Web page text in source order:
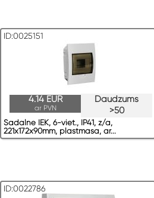
ID:0025151
Daudzums
>50
4.14 EUR
ar PVN
Sadalne IEK, 6-viet., IP41, z/a,
221x172x90mm, plastmasa, ar...
ID:0022786